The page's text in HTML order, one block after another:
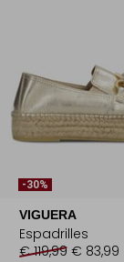
-30%
VIGUERA
Espadrilles
€ 119,99 € 83,99